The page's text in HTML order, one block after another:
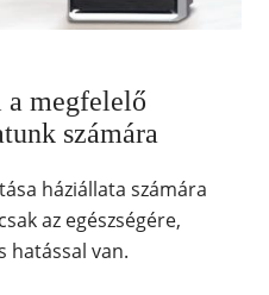
a megfelelő
számára
háziállata számára
az egészségére,
hatással van.